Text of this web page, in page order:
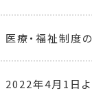
医療・福祉制度
2022年4月1日